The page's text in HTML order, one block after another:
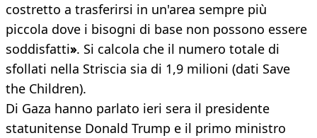
costretto a trasferirsi in un'area sempre più
piccola dove i bisogni di base non possono essere
soddisfatti». Si calcola che il numero totale di
sfollati nella Striscia sia di 1,9 milioni (dati Save
the Children).
Di Gaza hanno parlato ieri sera il presidente
statunitense Donald Trump e il primo ministro